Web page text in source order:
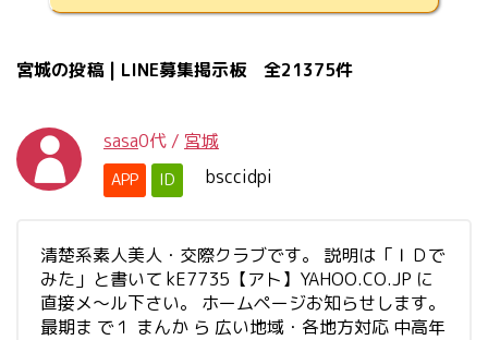
宮城の投稿 | LINE募集掲示板 全21375件
sasa0代 / 宮城
APP ID bsccidpi
清楚系素人美人・交際クラブです。 説明は「ＩＤで
みた」と書いて kE7735【アト】YAHOO.CO.JP に
直接メ～ル下さい。 ホームページお知らせします。
最期ま で１ まんか ら 広い地域・各地方対応 中高年